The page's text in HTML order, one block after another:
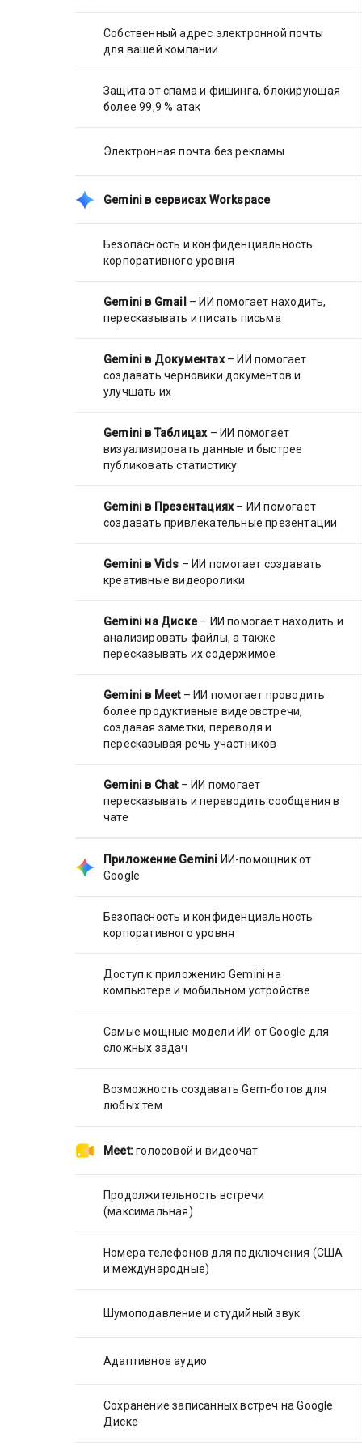
Собственный адрес электронной почты
для вашей компании
Защита от спама и фишинга, блокирующая
более 99,9 % атак
Электронная почта без рекламы
Gemini в сервисах Workspace
Безопасность и конфиденциальность
корпоративного уровня
Gemini в Gmail – ИИ помогает находить,
пересказывать и писать письма
Gemini в Документах– ИИ помогает
создавать черновики документов и
улучшать их
Gemini в Таблицах– ИИ помогает
визуализировать данные и быстрее
публиковать статистику
Gemini в Презентациях– ИИ помогает
создавать привлекательные презентации
Gemini в Vids – ИИ помогает создавать
креативные видеоролики
Gemini на Диске– ИИ помогает находить и
анализировать файлы, а также
пересказывать их содержимое
Gemini в Meet– ИИ помогает проводить
более продуктивные видеовстречи,
создавая заметки, переводя и
пересказывая речь участников
Gemini в Chat– ИИ помогает
пересказывать и переводить сообщения в
чате
Приложение Gemini ИИ-помощник от
Google
Безопасность и конфиденциальность
корпоративного уровня
Доступ к приложению Gemini на
компьютере и мобильном устройстве
Самые мощные модели ИИ от Google для
сложных задач
Возможность создавать Gem-ботов для
любых тем
Meet: голосовой и видеочат
Продолжительность встречи
(максимальная)
Номера телефонов для подключения (США
и международные)
Шумоподавление и студийный звук
Адаптивное аудио
Сохранение записанных встреч на Google
Диске